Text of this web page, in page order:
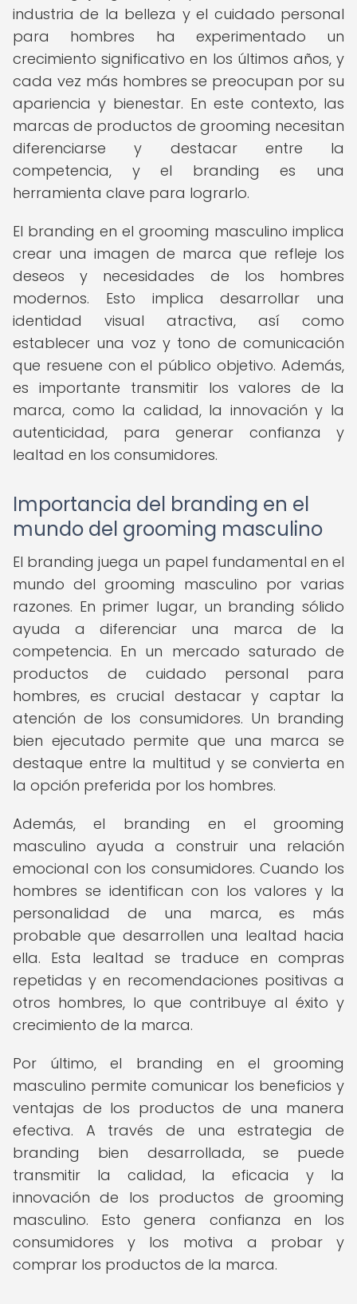
industria de la belleza y el cuidado personal
para hombres ha experimentado un
crecimiento significativo en los últimos años, y
cada vez más hombres se preocupan por su
apariencia y bienestar. En este contexto, las
marcas de productos de grooming necesitan
diferenciarse y destacar entre la
competencia, y el branding es una
herramienta clave para lograrlo.
El branding en el grooming masculino implica
crear una imagen de marca que refleje los
deseos y necesidades de los hombres
modernos. Esto implica desarrollar una
identidad visual atractiva, así como
establecer una voz y tono de comunicación
que resuene con el público objetivo. Además,
es importante transmitir los valores de la
marca, como la calidad, la innovación y la
autenticidad, para generar confianza y
lealtad en los consumidores.
Importancia del branding en el
mundo del grooming masculino
El branding juega un papel fundamental en el
mundo del grooming masculino por varias
razones. En primer lugar, un branding sólido
ayuda a diferenciar una marca de la
competencia. En un mercado saturado de
productos de cuidado personal para
hombres, es crucial destacar y captar la
atención de los consumidores. Un branding
bien ejecutado permite que una marca se
destaque entre la multitud y se convierta en
la opción preferida por los hombres.
Además, el branding en el grooming
masculino ayuda a construir una relación
emocional con los consumidores. Cuando los
hombres se identifican con los valores y la
personalidad de una marca, es más
probable que desarrollen una lealtad hacia
ella. Esta lealtad se traduce en compras
repetidas y en recomendaciones positivas a
otros hombres, lo que contribuye al éxito y
crecimiento de la marca.
Por último, el branding en el grooming
masculino permite comunicar los beneficios y
ventajas de los productos de una manera
efectiva. A través de una estrategia de
branding bien desarrollada, se puede
transmitir la calidad, la eficacia y la
innovación de los productos de grooming
masculino. Esto genera confianza en los
consumidores y los motiva a probar y
comprar los productos de la marca.